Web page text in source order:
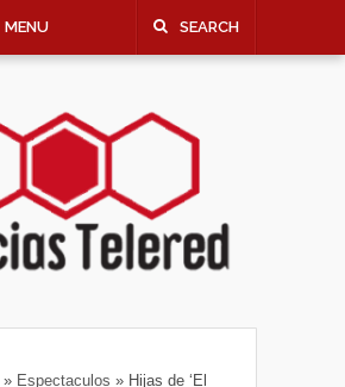
MENU SEARCH
» Espectaculos » Hijas de ‘El